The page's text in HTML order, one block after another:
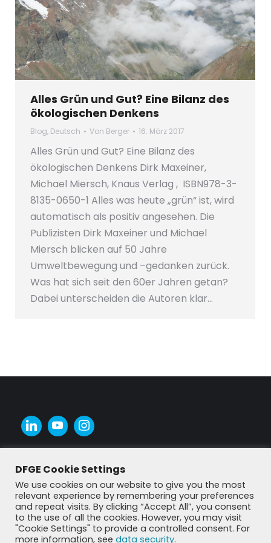
Alles Grün und Gut? Eine Bilanz des
ökologischen Denkens
Blog, Deutsch Von Berger 16. März 2017
Alles Grün und Gut? Eine Bilanz des
ökologischen Denkens Dirk Maxeiner,
Michael Miersch, Knaus Verlag , ISBN978-3-
8135-0650-1 Alles was heute „grün“ ist, wird
automatisch als positiv angesehen. Die
Publizisten Dirk Maxeiner und Michael
Miersch blicken auf 50 Jahre
Umweltbewegung und –gedanken zurück.
Was hat sich seit den 60er Jahren getan?
Dabei unterscheiden die Autoren klar…
DFGE Cookie Settings
We use cookies on our website to give you the most
relevant experience by remembering your preferences
and repeat visits. By clicking “Accept All”, you consent
to the use of all the cookies. However, you may visit
"Cookie Settings" to provide a controlled consent. For
more information, see data security.